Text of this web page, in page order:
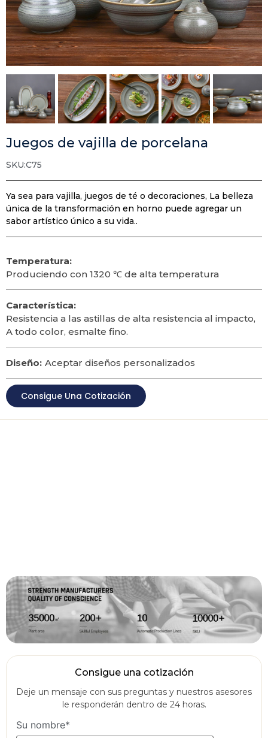
Juegos de vajilla de porcelana
SKU:C75
Ya sea para vajilla, juegos de té o decoraciones, La belleza
única de la transformación en horno puede agregar un
sabor artístico único a su vida..
Temperatura:
Produciendo con 1320 ℃ de alta temperatura
Característica:
Resistencia a las astillas de alta resistencia al impacto,
A todo color, esmalte fino.
Diseño: Aceptar diseños personalizados
Consigue Una Cotización
Consigue una cotización
Deje un mensaje con sus preguntas y nuestros asesores
le responderán dentro de 24 horas.
Su nombre*